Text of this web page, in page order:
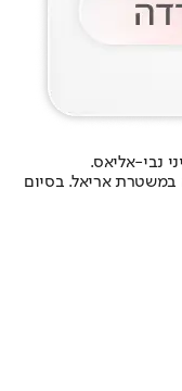
והועבר לחקירה במשטרת אריאל. בסיום